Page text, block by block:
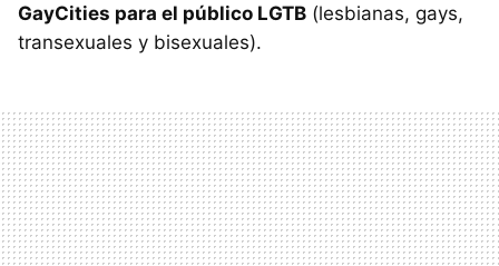
GayCities para el público LGTB (lesbianas, gays,
transexuales y bisexuales).